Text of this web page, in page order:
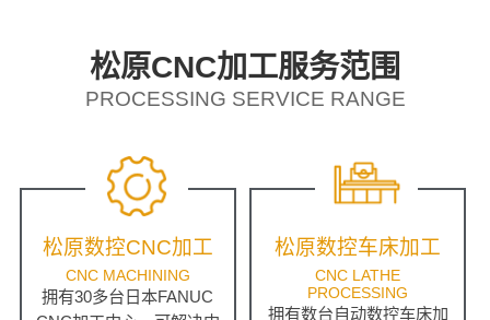
松原CNC加工服务范围
PROCESSING SERVICE RANGE
松原数控CNC加工
CNC MACHINING
拥有30多台日本FANUC
松原数控车床加工
CNC LATHE
PROCESSING
拥有数台自动数控车床加